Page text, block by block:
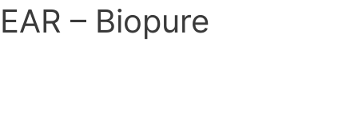
– Biopure